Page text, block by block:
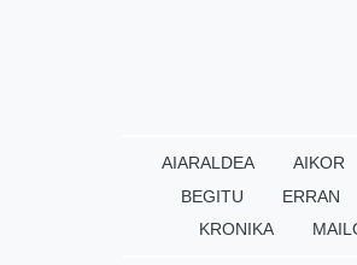
AIARALDEA AIKOR
BEGITU
ERRAN
KRONIKA